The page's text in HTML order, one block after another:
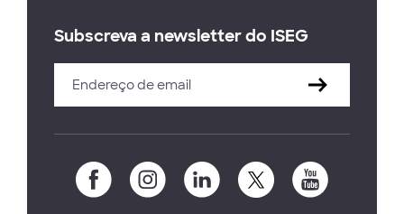
Subscreva a newsletter do ISEG